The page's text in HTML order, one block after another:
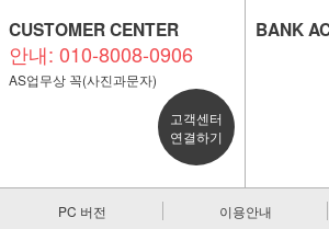
CUSTOMER CENTER
안내: 010-8008-0906
AS업무상 꼭(사진과문자)
고객센터
연결하기
BANK
PC 버전 이용안내